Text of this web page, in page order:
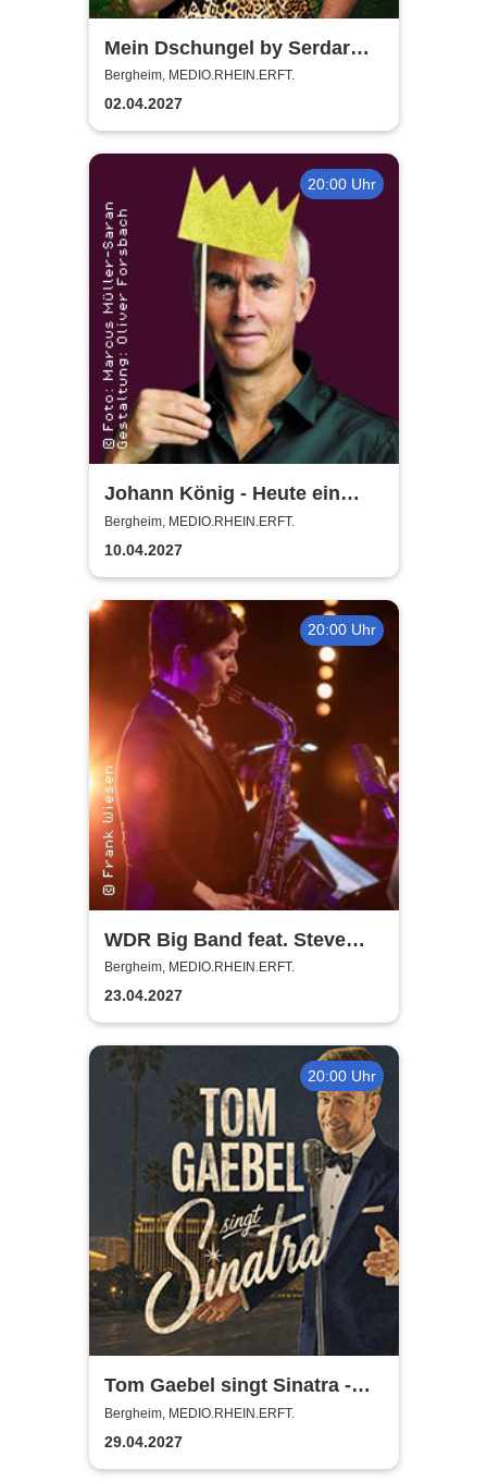
Mein Dschungel by Serdar
Karibik
Bergheim, MEDIO.RHEIN.ERFT.
02.04.2027
20:00 Uhr
Johann König - Heute ein
König
Bergheim, MEDIO.RHEIN.ERFT.
10.04.2027
20:00 Uhr
WDR Big Band feat. Steve
Gadd - Master of Groove
Bergheim, MEDIO.RHEIN.ERFT.
23.04.2027
20:00 Uhr
Tom Gaebel singt Sinatra -
Tour 2027
Bergheim, MEDIO.RHEIN.ERFT.
29.04.2027